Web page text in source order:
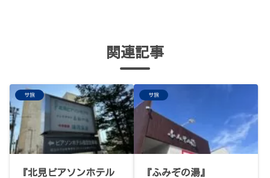
関連記事
サ旅
『北見ピアソンホテル
サ旅
『ふみぞの湯』